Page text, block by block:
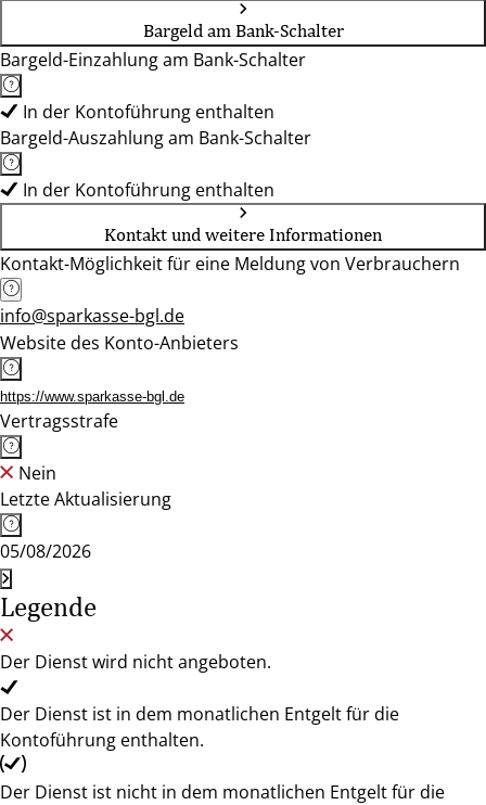
Bargeld am Bank-Schalter
Bargeld-Einzahlung am Bank-Schalter
In der Kontoführung enthalten
Bargeld-Auszahlung am Bank-Schalter
In der Kontoführung enthalten
Kontakt und weitere Informationen
Kontakt-Möglichkeit für eine Meldung von Verbrauchern
info@sparkasse-bgl.de
Website des Konto-Anbieters
https://www.sparkasse-bgl.de
Vertragsstrafe
Nein
Letzte Aktualisierung
05/08/2026
Legende
Der Dienst wird nicht angeboten.
Der Dienst ist in dem monatlichen Entgelt für die
Kontoführung enthalten.
Der Dienst ist nicht in dem monatlichen Entgelt für die